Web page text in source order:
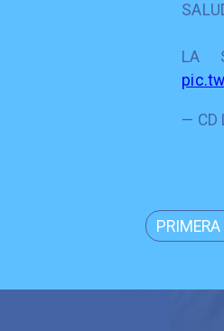
LA
— CD
PRIMERA